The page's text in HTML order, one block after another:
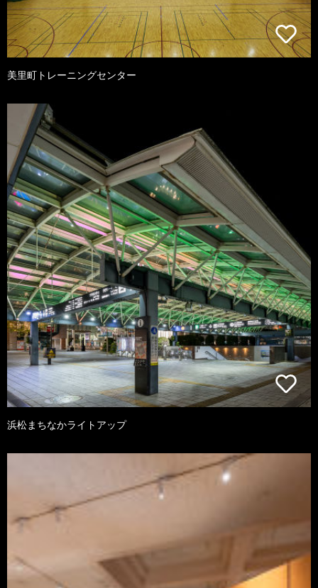
美里町トレーニングセンター
浜松まちなかライトアップ